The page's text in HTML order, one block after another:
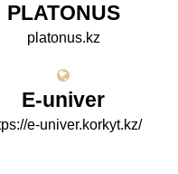
PLATONUS
platonus.kz
E-univer
e-univer.korkyt.kz/